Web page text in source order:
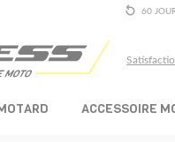
60
ACCESSOIRE